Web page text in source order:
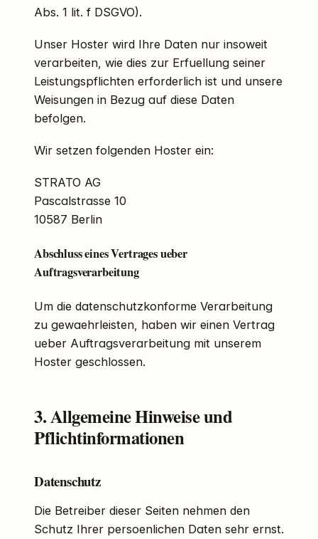
Abs. 1 lit. f DSGVO).
Unser Hoster wird Ihre Daten nur insoweit
verarbeiten, wie dies zur Erfuellung seiner
Leistungspflichten erforderlich ist und unsere
Weisungen in Bezug auf diese Daten
befolgen.
Wir setzen folgenden Hoster ein:
STRATO AG
Pascalstrasse 10
10587 Berlin
Abschluss eines Vertrages ueber
Auftragsverarbeitung
Um die datenschutzkonforme Verarbeitung
zu gewaehrleisten, haben wir einen Vertrag
ueber Auftragsverarbeitung mit unserem
Hoster geschlossen.
3. Allgemeine Hinweise und
Pflichtinformationen
Datenschutz
Die Betreiber dieser Seiten nehmen den
Schutz Ihrer persoenlichen Daten sehr ernst.